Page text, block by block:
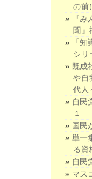
の前
『
聞」
「
シリ
既成
や自
代人
自民
１
国民
単一
る資
自民
マス